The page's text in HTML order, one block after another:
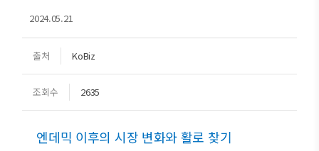
2024.05.21
출처 KoBiz
조회수 2635
엔데믹 이후의 시장 변화와 활로 찾기